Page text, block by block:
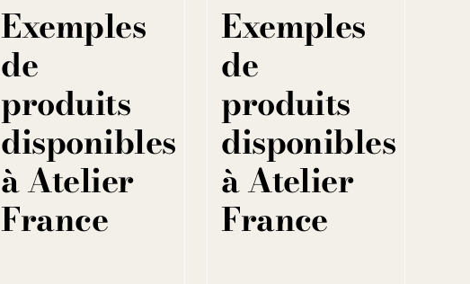
Exemples
de
produits
disponibles
à Atelier
France
Exemples
de
produits
disponibles
à Atelier
France